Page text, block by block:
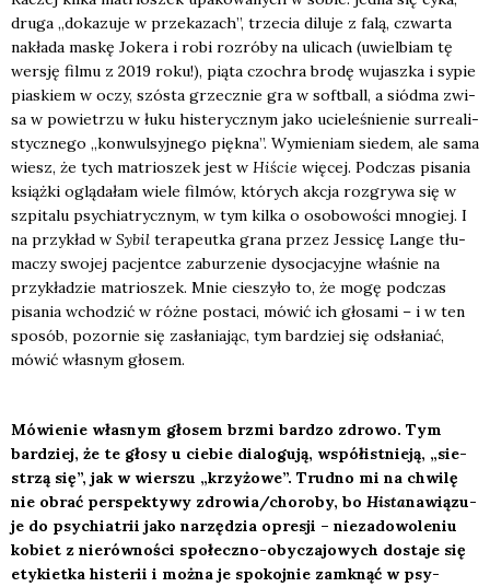
dru­ga „doka­zu­je w prze­ka­zach”, trze­cia dilu­je z falą, czwar­ta
nakła­da maskę Joke­ra i robi roz­ró­by na uli­cach (uwiel­biam tę
wer­sję fil­mu z 2019 roku!), pią­ta czo­chra bro­dę wujasz­ka i sypie
pia­skiem w oczy, szó­sta grzecz­nie gra w soft­ball, a siód­ma zwi­
sa w powie­trzu w łuku histe­rycz­nym jako ucie­le­śnie­nie sur­re­ali­
stycz­ne­go „kon­wul­syj­ne­go pięk­na”. Wymie­niam sie­dem, ale sama
wiesz, że tych matrio­szek jest w Hiście wię­cej. Pod­czas pisa­nia
książ­ki oglą­da­łam wie­le fil­mów, któ­rych akcja roz­gry­wa się w
szpi­ta­lu psy­chia­trycz­nym, w tym kil­ka o oso­bo­wo­ści mno­giej. I
na przy­kład w Sybil tera­peut­ka gra­na przez Jes­si­cę Lan­ge tłu­
ma­czy swo­jej pacjent­ce zabu­rze­nie dyso­cja­cyj­ne wła­śnie na
przy­kła­dzie matrio­szek. Mnie cie­szy­ło to, że mogę pod­czas
pisa­nia wcho­dzić w róż­ne posta­ci, mówić ich gło­sa­mi – i w ten
spo­sób, pozor­nie się zasła­nia­jąc, tym bar­dziej się odsła­niać,
mówić wła­snym gło­sem.
Mówie­nie wła­snym gło­sem brzmi bar­dzo zdro­wo. Tym
bar­dziej, że te gło­sy u cie­bie dia­lo­gu­ją, współ­ist­nie­ją, „sie­
strzą się”, jak w wier­szu „krzy­żo­we”. Trud­no mi na chwi­lę
nie obrać per­spek­ty­wy zdrowia/choroby, bo Histanawią­zu­
je do psy­chia­trii jako narzę­dzia opre­sji – nie­za­do­wo­le­niu
kobiet z nie­rów­no­ści spo­łecz­no-oby­cza­jo­wych dosta­je się
ety­kiet­ka histe­rii i moż­na je spo­koj­nie zamknąć w psy­